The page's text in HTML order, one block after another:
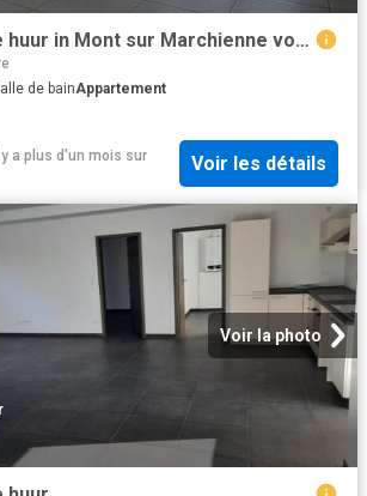
Appartement te huur in Mont sur Marchienne voor € 970 met 2 slaapkamers
de bainAppartement
a plus d'un mois sur
Voir les détails
Voir la photo